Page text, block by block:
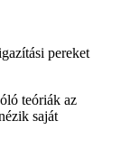
pereket
teóriák az
saját